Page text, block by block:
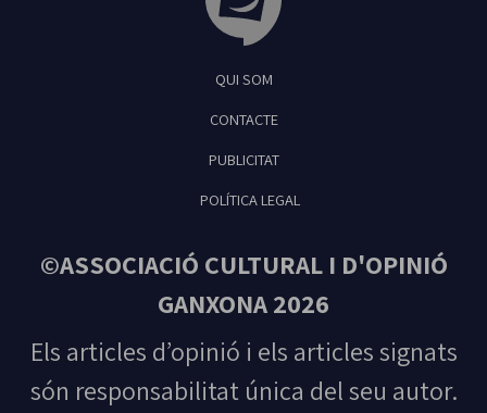
Feliu de Guíxols
QUI SOM
CONTACTE
PUBLICITAT
POLÍTICA LEGAL
©ASSOCIACIÓ CULTURAL I D'OPINIÓ
GANXONA 2026
Els articles d’opinió i els articles signats
són responsabilitat única del seu autor.